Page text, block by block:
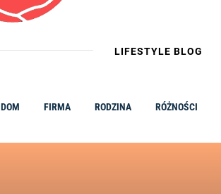
LIFESTYLE BLOG
DOM FIRMA RODZINA RÓŻNOŚCI